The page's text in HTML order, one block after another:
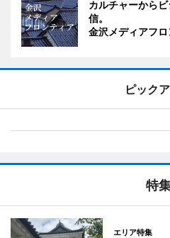
カルチャーから
信。
金沢メディアフ
ピック
特
エリア特集